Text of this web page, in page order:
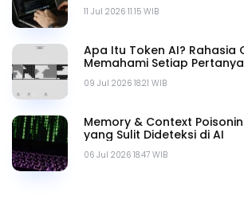
11 Jul 2026 11.15 WIB
09 Jul 2026 18.21 WIB
Apa Itu Token AI? Rahasia
Memahami Setiap
06 Jul 2026 18.47 WIB
Memory & Context
yang Sulit Dideteksi di AI